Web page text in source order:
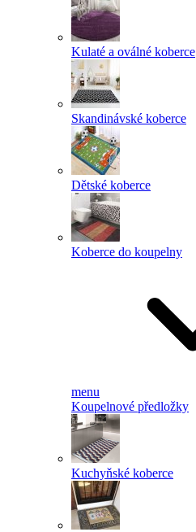
Kulaté a oválné koberce
Skandinávské koberce
Dětské koberce
Koberce do koupelny
menu
Koupelnové předložky
Kuchyňské koberce